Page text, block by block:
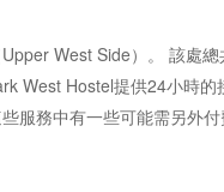
West Side）。 該處
West Hostel提供24小時
服務中有一些可能需另外